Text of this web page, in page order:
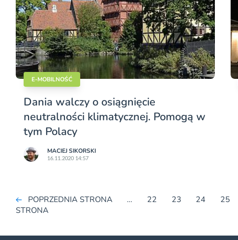
E-MOBILNOŚĆ
Dania walczy o osiągnięcie
neutralności klimatycznej. Pomogą w
tym Polacy
MACIEJ SIKORSKI
16.11.2020 14:57
POPRZEDNIA STRONA … 22 23 24 25
STRONA